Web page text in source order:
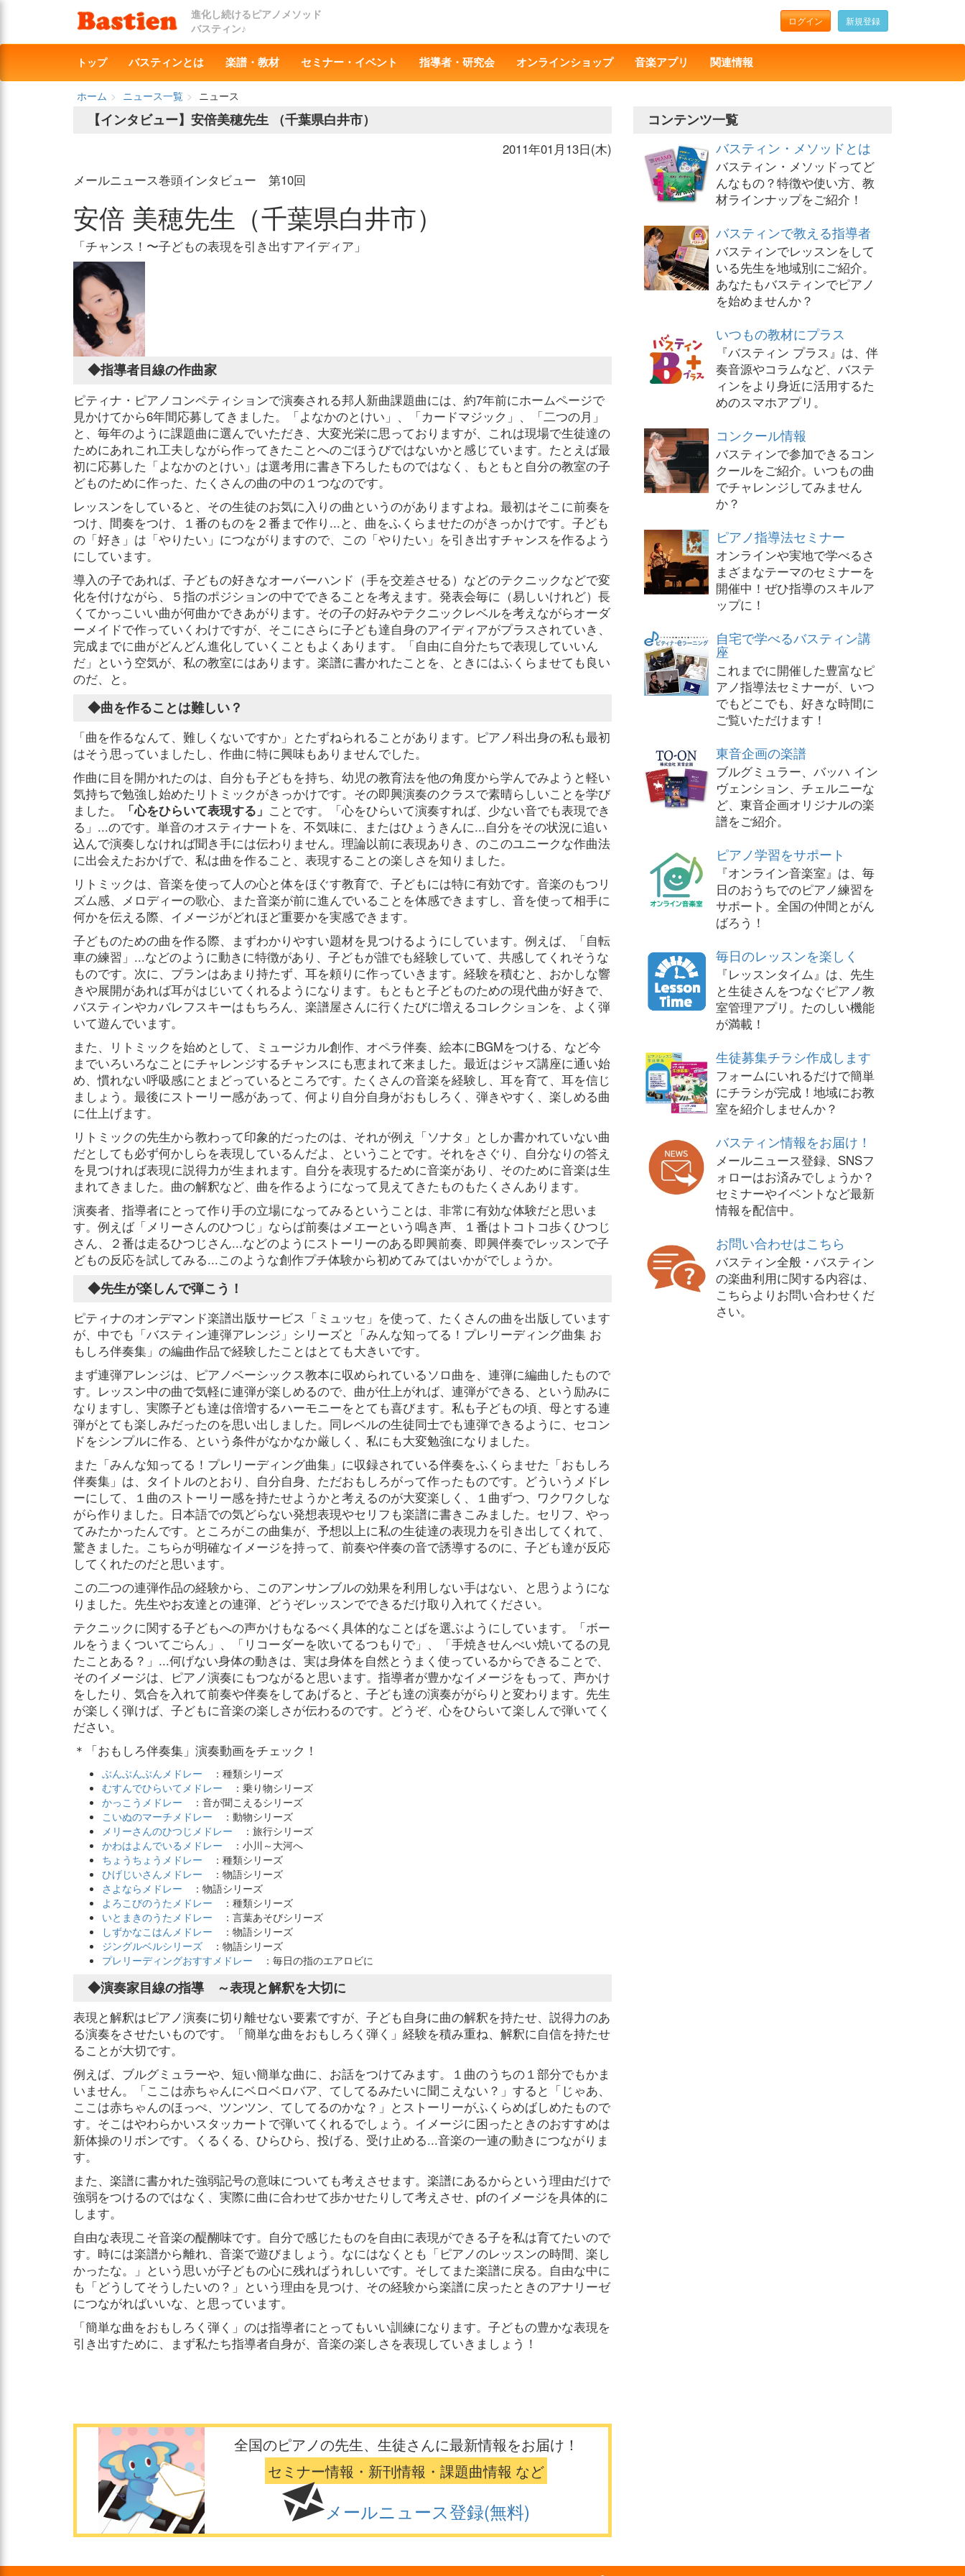
進化し続けるピアノメソッド
バスティン♪
ログイン 新規登録
トップ バスティンとは 楽譜・教材 セミナー・イベント 指導者・研究会 オンラインショップ 音楽アプリ 関連情報
ホーム ニュース一覧
ニュース
【インタビュー】安倍美穂先生 （千葉県白井市）
2011年01月13日(木)
メールニュース巻頭インタビュー 第10回
安倍 美穂先生（千葉県白井市）
「チャンス！〜子どもの表現を引き出すアイディア」
◆指導者目線の作曲家
ピティナ・ピアノコンペティションで演奏される邦人新曲課題曲には、約7年前にホームページで
見かけてから6年間応募してきました。「よなかのとけい」、「カードマジック」、「二つの月」
と、毎年のように課題曲に選んでいただき、大変光栄に思っておりますが、これは現場で生徒達の
ためにあれこれ工夫しながら作ってきたことへのごほうびではないかと感じています。たとえば最
初に応募した「よなかのとけい」は選考用に書き下ろしたものではなく、もともと自分の教室の子
どものために作った、たくさんの曲の中の１つなのです。
レッスンをしていると、その生徒のお気に入りの曲というのがありますよね。最初はそこに前奏を
つけ、間奏をつけ、１番のものを２番まで作り...と、曲をふくらませたのがきっかけです。子ども
の「好き」は「やりたい」につながりますので、この「やりたい」を引き出すチャンスを作るよう
にしています。
導入の子であれば、子どもの好きなオーバーハンド（手を交差させる）などのテクニックなどで変
化を付けながら、５指のポジションの中でできることを考えます。発表会毎に（易しいけれど）長
くてかっこいい曲が何曲かできあがります。その子の好みやテクニックレベルを考えながらオーダ
ーメイドで作っていくわけですが、そこにさらに子ども達自身のアイディアがプラスされていき、
完成までに曲がどんどん進化していくこともよくあります。「自由に自分たちで表現していいん
だ」という空気が、私の教室にはあります。楽譜に書かれたことを、ときにはふくらませても良い
のだ、と。
◆曲を作ることは難しい？
「曲を作るなんて、難しくないですか」とたずねられることがあります。ピアノ科出身の私も最初
はそう思っていましたし、作曲に特に興味もありませんでした。
作曲に目を開かれたのは、自分も子どもを持ち、幼児の教育法を他の角度から学んでみようと軽い
気持ちで勉強し始めたリトミックがきっかけです。その即興演奏のクラスで素晴らしいことを学び
ました。
「心をひらいて表現する」 ことです。「心をひらいて演奏すれば、少ない音でも表現でき
る」...のです。単音のオスティナートを、不気味に、またはひょうきんに...自分をその状況に追い
込んで演奏しなければ聞き手には伝わりません。理論以前に表現ありき、のこのユニークな作曲法
に出会えたおかげで、私は曲を作ること、表現することの楽しさを知りました。
リトミックは、音楽を使って人の心と体をほぐす教育で、子どもには特に有効です。音楽のもつリ
ズム感、メロディーの歌心、また音楽が前に進んでいることを体感できますし、音を使って相手に
何かを伝える際、イメージがどれほど重要かを実感できます。
子どものための曲を作る際、まずわかりやすい題材を見つけるようにしています。例えば、「自転
車の練習」...などのように動きに特徴があり、子どもが誰でも経験していて、共感してくれそうな
ものです。次に、プランはあまり持たず、耳を頼りに作っていきます。経験を積むと、おかしな響
きや展開があれば耳がはじいてくれるようになります。もともと子どものための現代曲が好きで、
バスティンやカバレフスキーはもちろん、楽譜屋さんに行くたびに増えるコレクションを、よく弾
いて遊んでいます。
また、リトミックを始めとして、ミュージカル創作、オペラ伴奏、絵本にBGMをつける、など今
までいろいろなことにチャレンジするチャンスにも恵まれて来ました。最近はジャズ講座に通い始
め、慣れない呼吸感にとまどっているところです。たくさんの音楽を経験し、耳を育て、耳を信じ
ましょう。最後にストーリー感があって、何より自分自身がおもしろく、弾きやすく、楽しめる曲
に仕上げます。
リトミックの先生から教わって印象的だったのは、それが例え「ソナタ」としか書かれていない曲
だとしても必ず何かしらを表現しているんだよ、ということです。それをさぐり、自分なりの答え
を見つければ表現に説得力が生まれます。自分を表現するために音楽があり、そのために音楽は生
まれてきました。曲の解釈など、曲を作るようになって見えてきたものもたくさんあります。
演奏者、指導者にとって作り手の立場になってみるということは、非常に有効な体験だと思いま
す。例えば「メリーさんのひつじ」ならば前奏はメエーという鳴き声、１番はトコトコ歩くひつじ
さん、２番は走るひつじさん...などのようにストーリーのある即興前奏、即興伴奏でレッスンで子
どもの反応を試してみる...このような創作プチ体験から初めてみてはいかがでしょうか。
◆先生が楽しんで弾こう！
ピティナのオンデマンド楽譜出版サービス「ミュッセ」を使って、たくさんの曲を出版しています
が、中でも「バスティン連弾アレンジ」シリーズと「みんな知ってる！プレリーディング曲集 お
もしろ伴奏集」の編曲作品で経験したことはとても大きいです。
まず連弾アレンジは、ピアノベーシックス教本に収められているソロ曲を、連弾に編曲したもので
す。レッスン中の曲で気軽に連弾が楽しめるので、曲が仕上がれば、連弾ができる、という励みに
なりますし、実際子ども達は倍増するハーモニーをとても喜びます。私も子どもの頃、母とする連
弾がとても楽しみだったのを思い出しました。同レベルの生徒同士でも連弾できるように、セコン
ドをシンプルに作る、という条件がなかなか厳しく、私にも大変勉強になりました。
また「みんな知ってる！プレリーディング曲集」に収録されている伴奏をふくらませた「おもしろ
伴奏集」は、タイトルのとおり、自分自身、ただおもしろがって作ったものです。どういうメドレ
ーにして、１曲のストーリー感を持たせようかと考えるのが大変楽しく、１曲ずつ、ワクワクしな
がら作りました。日本語での気どらない発想表現やセリフも楽譜に書きこみました。セリフ、やっ
てみたかったんです。ところがこの曲集が、予想以上に私の生徒達の表現力を引き出してくれて、
驚きました。こちらが明確なイメージを持って、前奏や伴奏の音で誘導するのに、子ども達が反応
してくれたのだと思います。
この二つの連弾作品の経験から、このアンサンブルの効果を利用しない手はない、と思うようにな
りました。先生やお友達との連弾、どうぞレッスンでできるだけ取り入れてください。
テクニックに関する子どもへの声かけもなるべく具体的なことばを選ぶようにしています。「ボー
ルをうまくついてごらん」、「リコーダーを吹いてるつもりで」、「手焼きせんべい焼いてるの見
たことある？」...何げない身体の動きは、実は身体を自然とうまく使っているからできることで、
そのイメージは、ピアノ演奏にもつながると思います。指導者が豊かなイメージをもって、声かけ
をしたり、気合を入れて前奏や伴奏をしてあげると、子ども達の演奏ががらりと変わります。先生
が楽しく弾けば、子どもに音楽の楽しさが伝わるのです。どうぞ、心をひらいて楽しんで弾いてく
ださい。
＊「おもしろ伴奏集」演奏動画をチェック！
ぶんぶんぶんメドレー ：種類シリーズ
むすんでひらいてメドレー ：乗り物シリーズ
かっこうメドレー ：音が聞こえるシリーズ
こいぬのマーチメドレー ：動物シリーズ
メリーさんのひつじメドレー ：旅行シリーズ
かわはよんでいるメドレー ：小川～大河へ
ちょうちょうメドレー ：種類シリーズ
ひげじいさんメドレー ：物語シリーズ
さよならメドレー ：物語シリーズ
よろこびのうたメドレー ：種類シリーズ
いとまきのうたメドレー ：言葉あそびシリーズ
しずかなこはんメドレー ：物語シリーズ
ジングルベルシリーズ ：物語シリーズ
プレリーディングおすすメドレー ：毎日の指のエアロビに
◆演奏家目線の指導 ～表現と解釈を大切に
表現と解釈はピアノ演奏に切り離せない要素ですが、子ども自身に曲の解釈を持たせ、説得力のあ
る演奏をさせたいものです。「簡単な曲をおもしろく弾く」経験を積み重ね、解釈に自信を持たせ
ることが大切です。
例えば、ブルグミュラーや、短い簡単な曲に、お話をつけてみます。１曲のうちの１部分でもかま
いません。「ここは赤ちゃんにベロベロバア、てしてるみたいに聞こえない？」すると「じゃあ、
ここは赤ちゃんのほっぺ、ツンツン、てしてるのかな？」とストーリーがふくらめばしめたもので
す。そこはやわらかいスタッカートで弾いてくれるでしょう。イメージに困ったときのおすすめは
新体操のリボンです。くるくる、ひらひら、投げる、受け止める...音楽の一連の動きにつながりま
す。
また、楽譜に書かれた強弱記号の意味についても考えさせます。楽譜にあるからという理由だけで
強弱をつけるのではなく、実際に曲に合わせて歩かせたりして考えさせ、pfのイメージを具体的に
します。
自由な表現こそ音楽の醍醐味です。自分で感じたものを自由に表現ができる子を私は育てたいので
す。時には楽譜から離れ、音楽で遊びましょう。なにはなくとも「ピアノのレッスンの時間、楽し
かったな。」という思いが子どもの心に残ればうれしいです。そしてまた楽譜に戻る。自由な中に
も「どうしてそうしたいの？」という理由を見つけ、その経験から楽譜に戻ったときのアナリーゼ
につながればいいな、と思っています。
「簡単な曲をおもしろく弾く」のは指導者にとってもいい訓練になります。子どもの豊かな表現を
引き出すために、まず私たち指導者自身が、音楽の楽しさを表現していきましょう！
全国のピアノの先生、生徒さんに最新情報をお届け！
セミナー情報・新刊情報・課題曲情報 など
メールニュース登録(無料)
コンテンツ一覧
バスティン・メソッドとは
バスティン・メソッドってど
んなもの？特徴や使い方、教
材ラインナップをご紹介！
バスティンで教える指導者
バスティンでレッスンをして
いる先生を地域別にご紹介。
あなたもバスティンでピアノ
を始めませんか？
いつもの教材にプラス
『バスティン プラス』は、伴
奏音源やコラムなど、バステ
ィンをより身近に活用するた
めのスマホアプリ。
コンクール情報
バスティンで参加できるコン
クールをご紹介。いつもの曲
でチャレンジしてみません
か？
ピアノ指導法セミナー
オンラインや実地で学べるさ
まざまなテーマのセミナーを
開催中！ぜひ指導のスキルア
ップに！
自宅で学べるバスティン講
座
これまでに開催した豊富なピ
アノ指導法セミナーが、いつ
でもどこでも、好きな時間に
ご覧いただけます！
東音企画の楽譜
ブルグミュラー、バッハ イン
ヴェンション、チェルニーな
ど、東音企画オリジナルの楽
譜をご紹介。
ピアノ学習をサポート
『オンライン音楽室』は、毎
日のおうちでのピアノ練習を
サポート。全国の仲間とがん
ばろう！
毎日のレッスンを楽しく
『レッスンタイム』は、先生
と生徒さんをつなぐピアノ教
室管理アプリ。たのしい機能
が満載！
生徒募集チラシ作成します
フォームにいれるだけで簡単
にチラシが完成！地域にお教
室を紹介しませんか？
バスティン情報をお届け！
メールニュース登録、SNSフ
ォローはお済みでしょうか？
セミナーやイベントなど最新
情報を配信中。
お問い合わせはこちら
バスティン全般・バスティン
の楽曲利用に関する内容は、
こちらよりお問い合わせくだ
さい。